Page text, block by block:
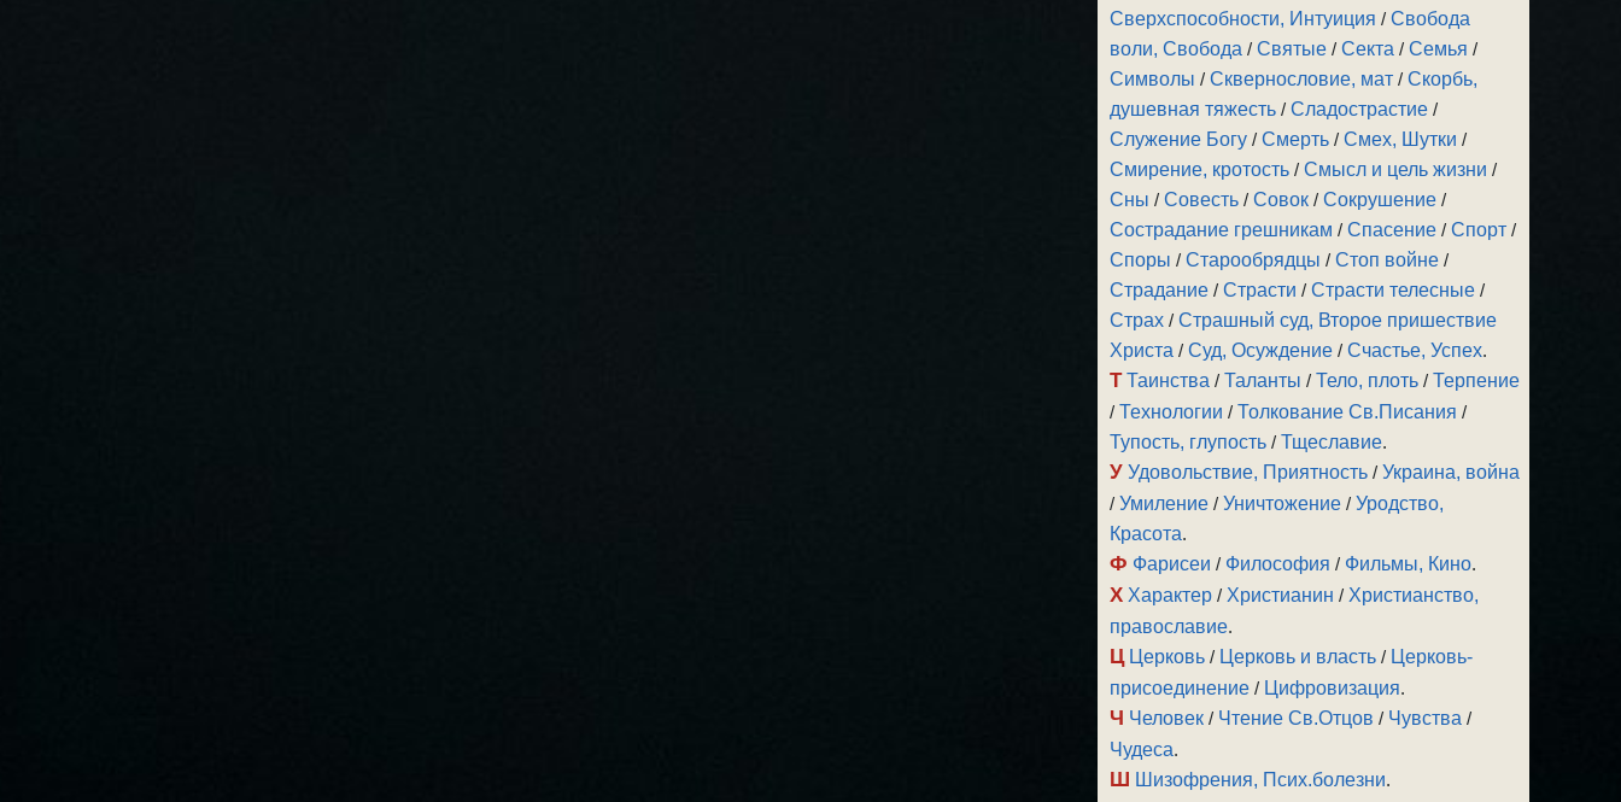
Сверхспособности, Интуиция /Свобода
воли, Свобода /Святые /Секта /Семья /
Символы /Сквернословие, мат /Скорбь,
душевная тяжесть /Сладострастие /
Служение Богу /Смерть /Смех, Шутки /
Смирение, кротость /Смысл и цель жизни /
Сны /Совесть /Совок /Сокрушение /
Сострадание грешникам /Спасение /Спорт /
Споры /Старообрядцы /Стоп войне /
Страдание /Страсти /Страсти телесные /
Страх /Страшный суд, Второе пришествие
Христа /Суд, Осуждение /Счастье, Успех.
Т Таинства /Таланты /Тело, плоть /Терпение
/Технологии /Толкование Св.Писания /
Тупость, глупость /Тщеславие.
У Удовольствие, Приятность /Украина, война
/Умиление /Уничтожение /Уродство,
Красота.
Ф Фарисеи / Философия / Фильмы, Кино.
Х Характер / Христианин / Христианство,
православие.
Ц Церковь / Церковь и власть / Церковь-
присоединение / Цифровизация.
Ч Человек / Чтение Св.Отцов / Чувства /
Чудеса.
Ш Шизофрения, Псих.болезни.